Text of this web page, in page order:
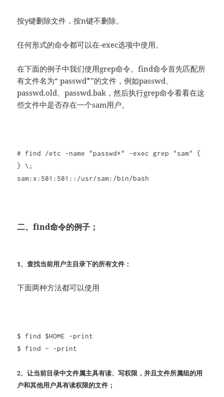
按y键删除文件，按n键不删除。
任何形式的命令都可以在-exec选项中使用。
在下面的例子中我们使用grep命令。find命令首先匹配所
有文件名为“ passwd*”的文件，例如passwd、
passwd.old、passwd.bak，然后执行grep命令看看在这
些文件中是否存在一个sam用户。
# find /etc -name "passwd*" -exec grep "sam" {
} \;
sam:x:501:501::/usr/sam:/bin/bash
二、find命令的例子；
1、查找当前用户主目录下的所有文件：
下面两种方法都可以使用
$ find $HOME -print
$ find ~ -print
2、让当前目录中文件属主具有读、写权限，并且文件所属组的用
户和其他用户具有读权限的文件；